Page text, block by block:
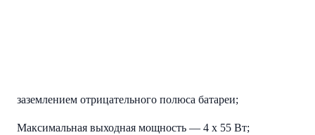
заземлением отрицательного полюса батареи;
Максимальная выходная мощность — 4 x 55 Вт;